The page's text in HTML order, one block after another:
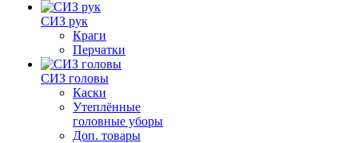
СИЗ рук
Краги
Перчатки
СИЗ головы
Каски
Утеплённые
головные уборы
Доп. товары